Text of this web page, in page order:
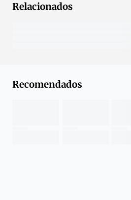
Relacionados
Recomendados